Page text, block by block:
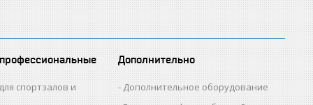
спортзалов и
Дополнительно
Дополнительное оборудование